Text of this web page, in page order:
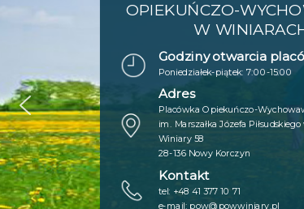
OPIEKUŃCZO-
W
Godziny otwarcia
Poniedziałek-piątek: 7:00-15:00
Adres
Placówka Opiekuńczo-
im. Marszałka Józefa
Winiary 58
28-136 Nowy Korczyn
Kontakt
tel: +48 41 377 10 71
e-mail: pow@powwiniary.pl